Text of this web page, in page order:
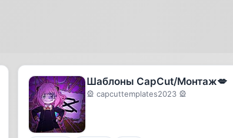
Шаблоны CapCut/Монтаж💋
🎡 capcuttemplates2023 🎡